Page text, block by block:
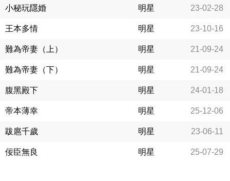
小秘玩隱婚 明星 23-02-28
王本多情 明星 23-10-16
難為帝妻（上） 明星 21-09-24
難為帝妻（下） 明星 21-09-24
腹黑殿下 明星 24-01-18
帝本薄幸 明星 25-12-06
跋扈千歲 明星 23-06-11
佞臣無良 明星 25-07-29